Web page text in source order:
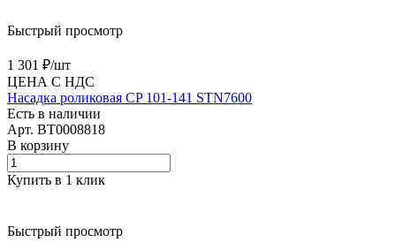
Быстрый просмотр
1 301 ₽/шт
ЦЕНА С НДС
Насадка роликовая CP 101-141 STN7600
Есть в наличии
Арт. BT0008818
В корзину
Купить в 1 клик
Быстрый просмотр